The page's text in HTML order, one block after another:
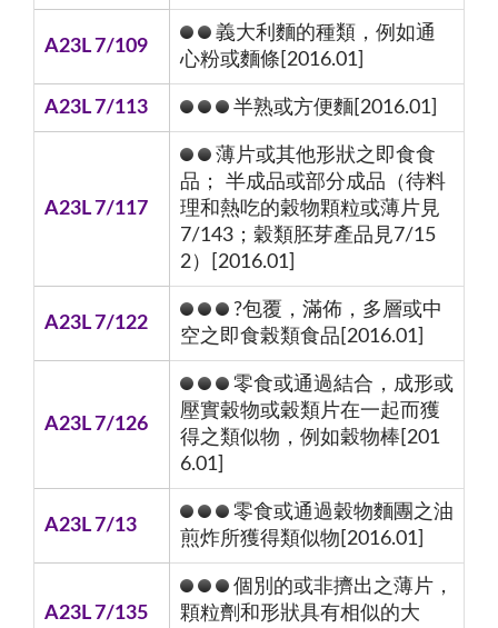
A23L 7/109
義大利麵的種類，例如通
心粉或麵條[2016.01]
A23L 7/113 半熟或方便麵[2016.01]
A23L 7/117
薄片或其他形狀之即食食
品； 半成品或部分成品（待料
理和熱吃的穀物顆粒或薄片見
7/143；穀類胚芽產品見7/15
2）[2016.01]
A23L 7/122
?包覆，滿佈，多層或中
空之即食榖類食品[2016.01]
A23L 7/126
零食或通過結合，成形或
壓實穀物或穀類片在一起而獲
得之類似物，例如穀物棒[201
6.01]
A23L 7/13
零食或通過穀物麵團之油
煎炸所獲得類似物[2016.01]
A23L 7/135
個別的或非擠出之薄片，
顆粒劑和形狀具有相似的大